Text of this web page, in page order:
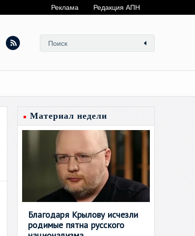
Реклама Редакция АПН
Материал недели
Благодаря Крылову исчезли
родимые пятна русского